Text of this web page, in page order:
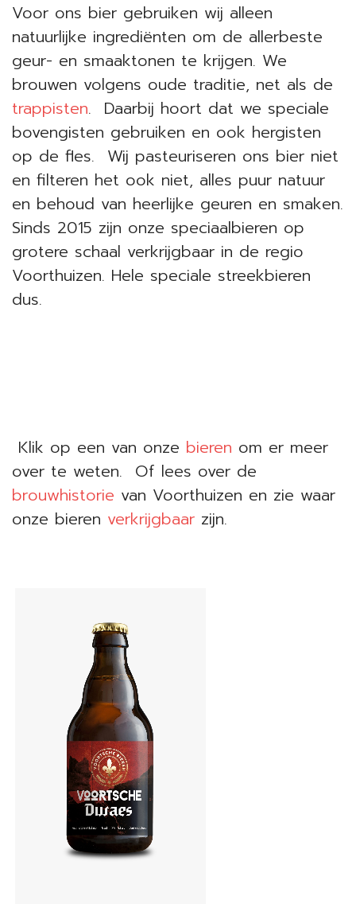
Voor ons bier gebruiken wij alleen
natuurlijke ingrediënten om de allerbeste
geur- en smaaktonen te krijgen. We
brouwen volgens oude traditie, net als de
trappisten. Daarbij hoort dat we speciale
bovengisten gebruiken en ook hergisten
op de fles. Wij pasteuriseren ons bier niet
en filteren het ook niet, alles puur natuur
en behoud van heerlijke geuren en smaken.
Sinds 2015 zijn onze speciaalbieren op
grotere schaal verkrijgbaar in de regio
Voorthuizen. Hele speciale streekbieren
dus.
Klik op een van onze bieren om er meer
over te weten. Of lees over de
brouwhistorie van Voorthuizen en zie waar
onze bieren verkrijgbaar zijn.